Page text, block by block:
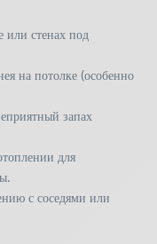
или стенах под
на потолке (особенно
запах
для
с соседями или